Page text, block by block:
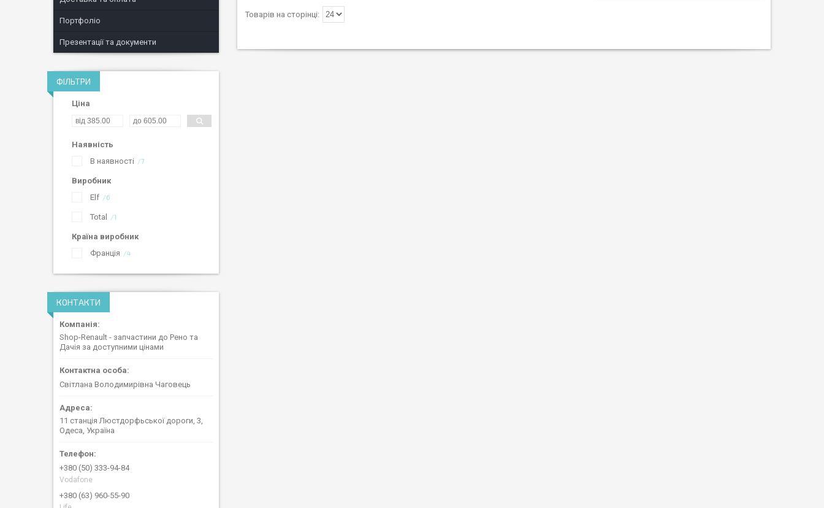
Портфоліо
Презентації та документи
ФІЛЬТРИ
Ціна
Наявність
В наявності
7
Виробник
Elf
6
Total 1
Країна виробник
Франція
4
КОНТАКТИ
Shop-Renault - запчастини до Рено та
Дачія за доступними цінами
Світлана Володимирівна Чаговець
11 станція Люстдорфьської дороги, 3,
Одеса, Україна
+380 (50) 333-94-84
Vodafone
+380 (63) 960-55-90